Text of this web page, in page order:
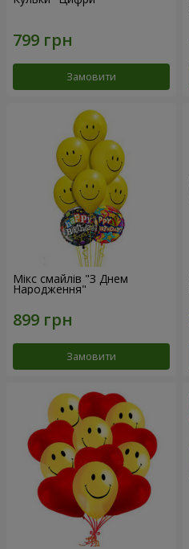
Замовити
Мікс смайлів "З Днем
Народження"
Замовити